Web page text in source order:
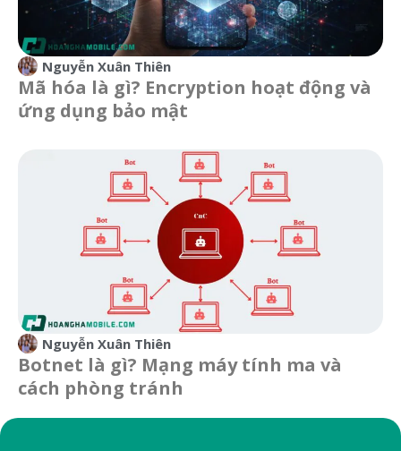
Nguyễn Xuân Thiên
Mã hóa là gì? Encryption hoạt động và
ứng dụng bảo mật
Nguyễn Xuân Thiên
Botnet là gì? Mạng máy tính ma và
cách phòng tránh